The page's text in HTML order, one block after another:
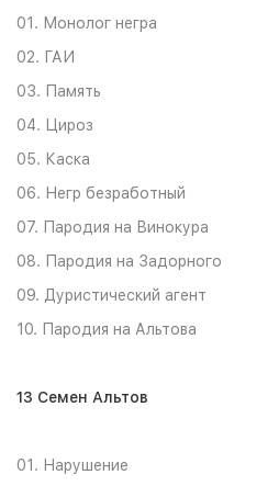
01. Монолог негра
02. ГАИ
03. Память
04. Цироз
05. Каска
06. Негр безработный
07. Пародия на Винокура
08. Пародия на Задорного
09. Дуристический агент
10. Пародия на Альтова
13 Семен Альтов
01. Нарушение